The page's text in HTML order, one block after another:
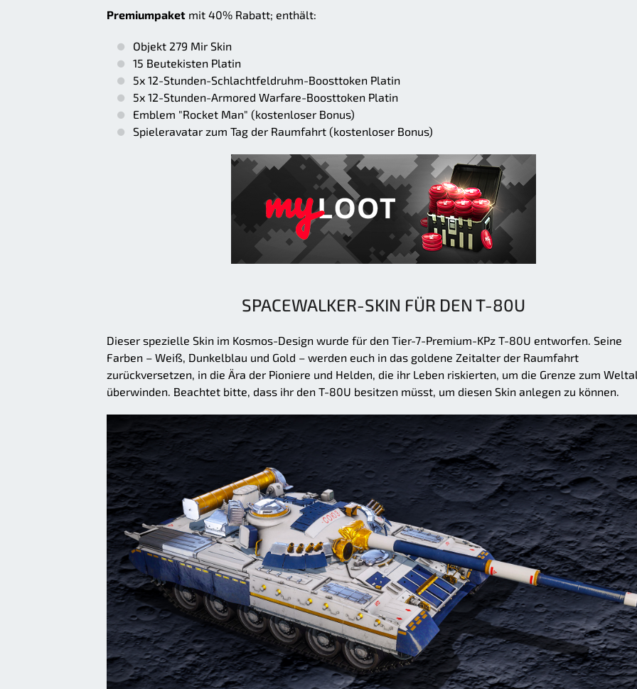
Premiumpaket mit 40% Rabatt; enthält:
Objekt 279 Mir Skin
15 Beutekisten Platin
5x 12-Stunden-Schlachtfeldruhm-Boosttoken Platin
5x 12-Stunden-Armored Warfare-Boosttoken Platin
Emblem "Rocket Man" (kostenloser Bonus)
Spieleravatar zum Tag der Raumfahrt (kostenloser Bonus)
SPACEWALKER-SKIN FÜR DEN T-80U
Dieser spezielle Skin im Kosmos-Design wurde für den Tier-7-Premium-KPz T-80U entworfen. Seine
Farben – Weiß, Dunkelblau und Gold – werden euch in das goldene Zeitalter der Raumfahrt
zurückversetzen, in die Ära der Pioniere und Helden, die ihr Leben riskierten, um die Grenze zum
überwinden. Beachtet bitte, dass ihr den T-80U besitzen müsst, um diesen Skin anlegen zu können.